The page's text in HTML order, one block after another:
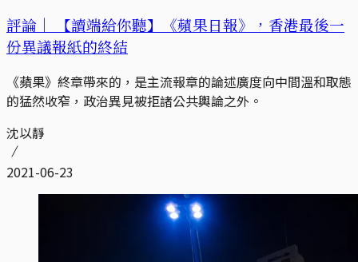
評論｜
【讀端給你聽】《蘋果日報》，香港最後一
份異議報紙的終結
《蘋果》終章帶來的，是主流報章的論述廣度向中間溫和取態
的猛然收窄，政治異見被拒諸公共輿論之外。
沈以靜
2021-06-23